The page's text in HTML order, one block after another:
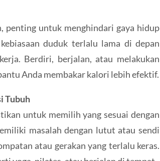
penting untuk menghindari gaya hidup
duduk terlalu lama di depan
Berdiri, berjalan, atau melakukan
Anda membakar kalori lebih efektif.
Tubuh
untuk memilih yang sesuai dengan
masalah dengan lutut atau sendi
atau gerakan yang terlalu keras.